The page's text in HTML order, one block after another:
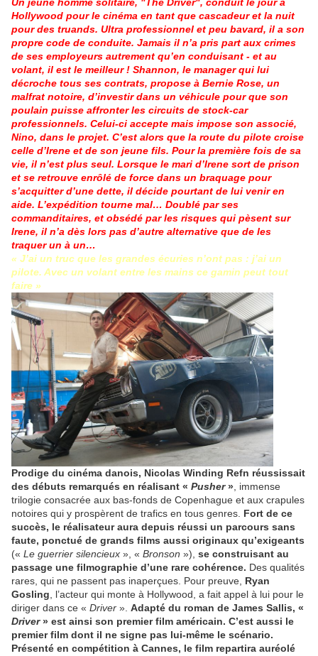
Hollywood pour le cinéma en tant que cascadeur et la nuit
pour des truands. Ultra professionnel et peu bavard, il a son
propre code de conduite. Jamais il n’a pris part aux crimes
de ses employeurs autrement qu’en conduisant - et au
volant, il est le meilleur ! Shannon, le manager qui lui
décroche tous ses contrats, propose à Bernie Rose, un
malfrat notoire, d’investir dans un véhicule pour que son
poulain puisse affronter les circuits de stock-car
professionnels. Celui-ci accepte mais impose son associé,
Nino, dans le projet. C’est alors que la route du pilote croise
celle d’Irene et de son jeune fils. Pour la première fois de sa
vie, il n’est plus seul. Lorsque le mari d’Irene sort de prison
et se retrouve enrôlé de force dans un braquage pour
s’acquitter d’une dette, il décide pourtant de lui venir en
aide. L’expédition tourne mal… Doublé par ses
commanditaires, et obsédé par les risques qui pèsent sur
Irene, il n’a dès lors pas d’autre alternative que de les
traquer un à un…
« J’ai un truc que les grandes écuries n’ont pas : j’ai un
pilote. Avec un volant entre les mains ce gamin peut tout
faire »
Prodige du cinéma danois, Nicolas Winding Refn réussissait
des débuts remarqués en réalisant « Pusher» , immense
trilogie consacrée aux bas-fonds de Copenhague et aux crapules
notoires qui y prospèrent de trafics en tous genres. Fort de ce
succès, le réalisateur aura depuis réussi un parcours sans
faute, ponctué de grands films aussi originaux qu’exigeants
(« Le guerrier silencieux », « Bronson »), se construisant au
passage une filmographie d’une rare cohérence. Des qualités
rares, qui ne passent pas inaperçues. Pour preuve, Ryan
Gosling , l’acteur qui monte à Hollywood, a fait appel à lui pour le
diriger dans ce « Driver ». Adapté du roman de James Sallis, «
Driver» est ainsi son premier film américain. C’est aussi le
premier film dont il ne signe pas lui-même le scénario.
Présenté en compétition à Cannes, le film repartira auréolé